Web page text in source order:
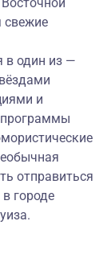
свежие
в один из —
и
отправиться
городе